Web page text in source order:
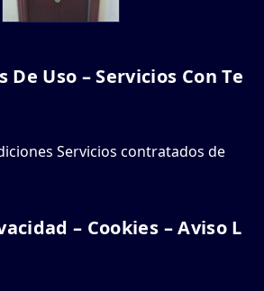
De Uso – Servicios Con Te
Servicios contratados de
– Cookies – Aviso L